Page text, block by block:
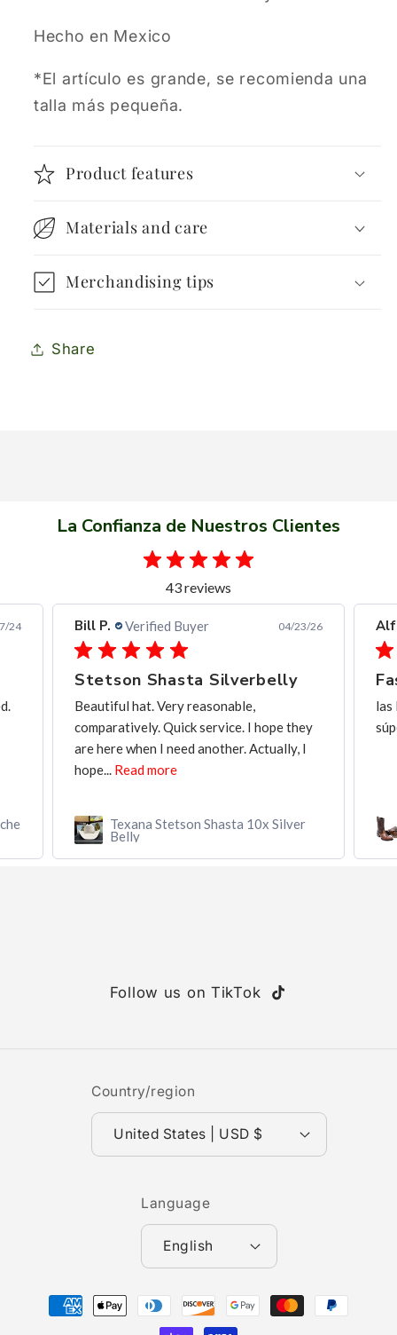
Hecho en Mexico
*El artículo es grande, se recomienda una
talla más pequeña.
Product features
Materials and care
Merchandising tips
Share
La Confianza de Nuestros Clientes
43 reviews
04/23/26
Silverbelly
reasonable,
service. I hope they
another. Actually, I
Shasta 10x Silver
Alfredo C. Verified Buyer
las Botas de muy buena
súper rápida, y buena
Botín MAHUESTIC
Flameado con Zíper –
Follow us on TikTok
TikTok
Country/region
United States | USD $
Language
English
Payment
methods